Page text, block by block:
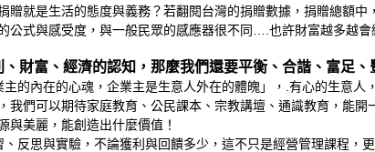
贈就是生活的態度與義務？若翻閱台灣的捐贈數據，捐贈總額中
公式與感受度，與一般民眾的感應器很不同….也許財富越多越
財富、經濟的認知，那麼我們還要平衡、合諧、富足、
的內在的心魂，企業主是生意人外在的體魄」，.有心的生意人
我們可以期待家庭教育、公民課本、宗教講壇、通識教育，能
與美麗，能創造出什麼價值！
反思與實驗，不論獲利與回饋多少，這不只是經營管理課程，更